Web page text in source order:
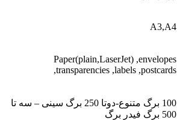
A3,A4
Paper(plain,LaserJet) ,envelopes
,transparencies ,labels ,postcards
100 برگ متنوع-دوتا 250 برگ سینی – سه تا
500 برگ فیدر برگ